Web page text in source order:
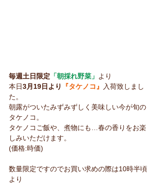
毎週土日限定 「朝採れ野菜」 より
本日3月19日より 『タケノコ』
入荷致しまし
た。
朝露がついたみずみずしく美味しい今が旬の
タケノコ。
タケノコご飯や、煮物にも…春の香りをお楽
しみいただけます。
(価格:時価)
数量限定ですのでお買い求めの際は10時半頃
より